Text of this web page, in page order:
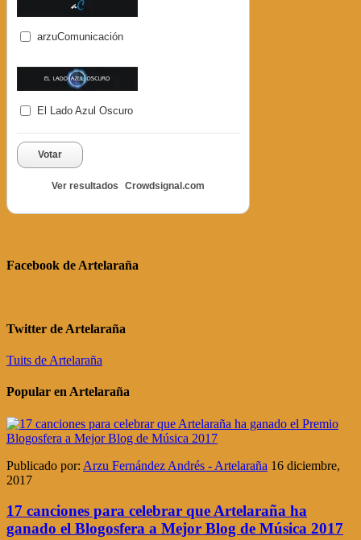
arzuComunicación
El Lado Azul Oscuro
Votar
Ver resultados Crowdsignal.com
Facebook de Artelaraña
Twitter de Artelaraña
Tuits de Artelaraña
Popular en Artelaraña
Publicado por: Arzu Fernández Andrés - Artelaraña 16 diciembre,
2017
17 canciones para celebrar que Artelaraña ha
ganado el Blogosfera a Mejor Blog de Música 2017